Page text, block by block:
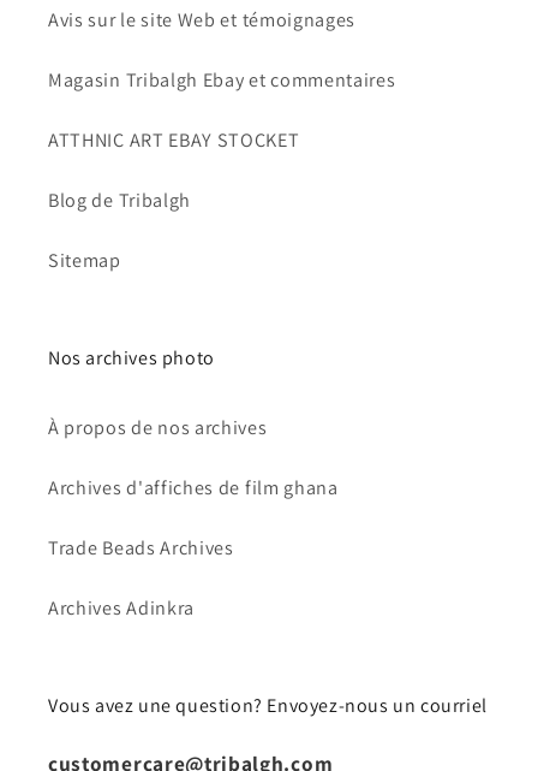
Avis sur le site Web et témoignages
Magasin Tribalgh Ebay et commentaires
ATTHNIC ART EBAY STOCKET
Blog de Tribalgh
Sitemap
Nos archives photo
À propos de nos archives
Archives d'affiches de film ghana
Trade Beads Archives
Archives Adinkra
Vous avez une question? Envoyez-nous un courriel
customercare@tribalgh.com